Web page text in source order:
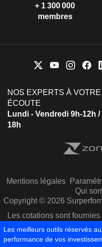
+ 1 300 000
membres
NOS EXPERTS À VOTRE
ÉCOUTE
Lundi - Vendredi 9h-12h /
18h
Mentions légales
Qui
Copyright © 2026
Les cotations sont
Les meilleurs outils réservés
performance de vos